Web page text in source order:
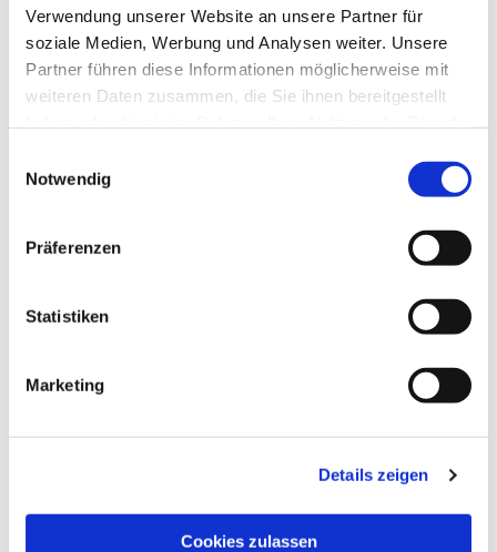
Verwendung unserer Website an unsere Partner für
soziale Medien, Werbung und Analysen weiter. Unsere
Partner führen diese Informationen möglicherweise mit
weiteren Daten zusammen, die Sie ihnen bereitgestellt
Notwendig
Präferenzen
Statistiken
Marketing
Details zeigen
Cookies zulassen